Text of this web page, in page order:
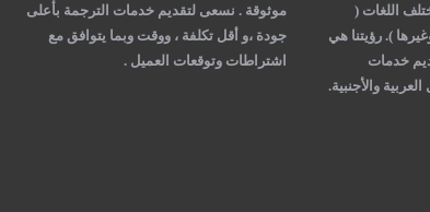
اللغات (
). رؤيتنا هي
(1) في تقديم خدمات
والأجنبية.
موثوقة . نسعى لتقديم خدمات الترجمة بأعلى
جودة ،و أقل تكلفة ، ووقت وبما يتوافق مع
اشتراطات وتوقعات العميل .